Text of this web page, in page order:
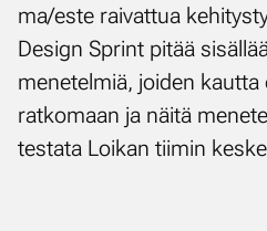
ma/es­te rai­vat­tua
De­sign Sprint pi­tää
me­ne­tel­miä, joi­den
rat­ko­maan ja näi­tä
tes­ta­ta Loi­kan tii­min